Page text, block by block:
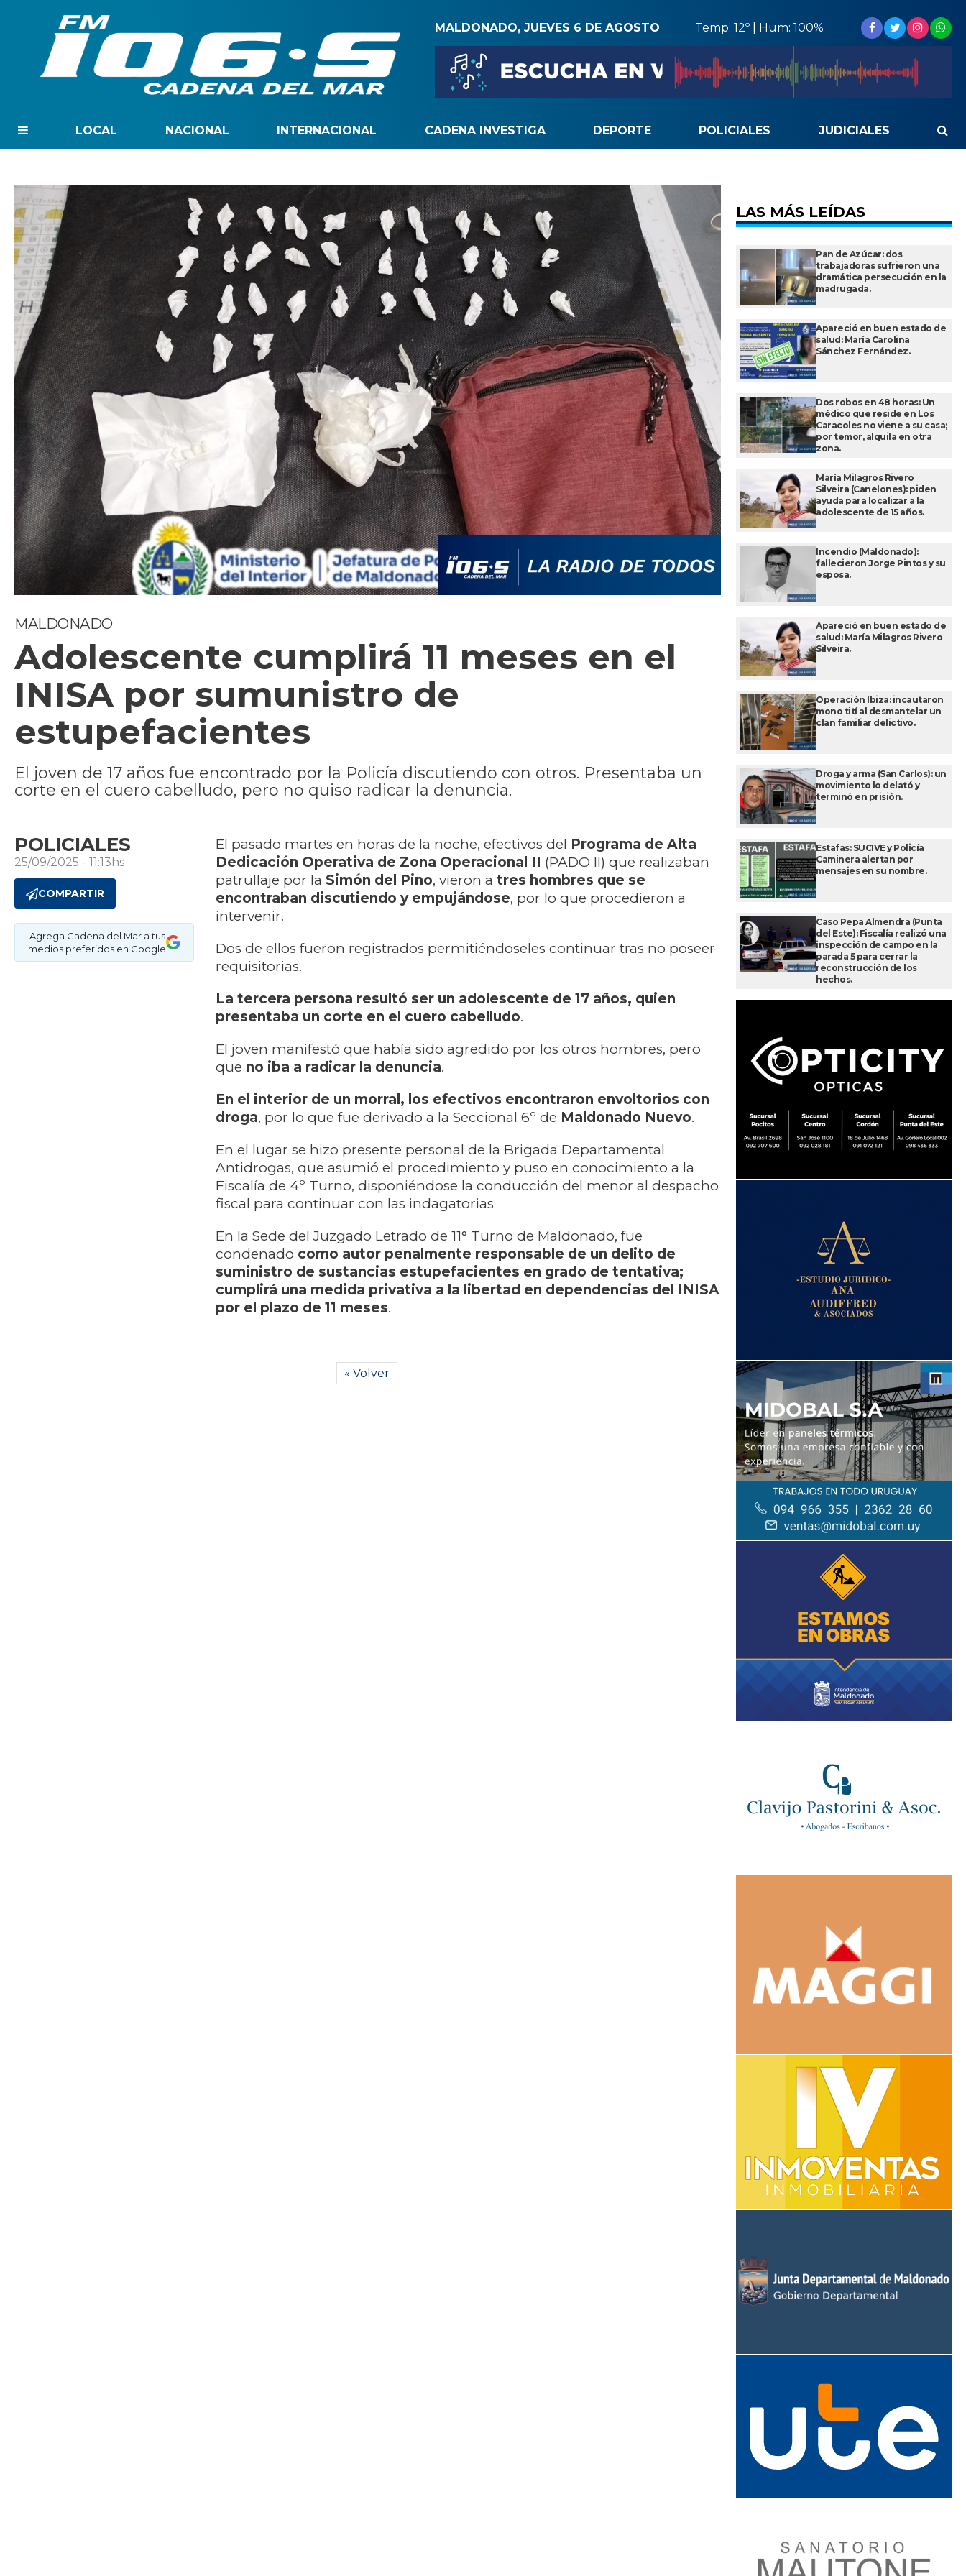
MALDONADO, JUEVES 6 DE AGOSTO Temp: 12º | Hum: 100%
LOCAL NACIONAL INTERNACIONAL CADENA INVESTIGA DEPORTE POLICIALES JUDICIALES
MALDONADO
Adolescente cumplirá 11 meses en el
INISA por sumunistro de
estupefacientes
El joven de 17 años fue encontrado por la Policía discutiendo con otros. Presentaba un
corte en el cuero cabelludo, pero no quiso radicar la denuncia.
POLICIALES
25/09/2025 - 11:13hs
COMPARTIR
Agrega Cadena del Mar a tus
medios preferidos en Google
El pasado martes en horas de la noche, efectivos del Programa de Alta
Dedicación Operativa de Zona Operacional II (PADO II) que realizaban
patrullaje por la Simón del Pino, vieron a tres hombres que se
encontraban discutiendo y empujándose, por lo que procedieron a
intervenir.
Dos de ellos fueron registrados permitiéndoseles continuar tras no poseer
requisitorias.
La tercera persona resultó ser un adolescente de 17 años, quien
presentaba un corte en el cuero cabelludo.
El joven manifestó que había sido agredido por los otros hombres, pero
que no iba a radicar la denuncia.
En el interior de un morral, los efectivos encontraron envoltorios con
droga, por lo que fue derivado a la Seccional 6º de Maldonado Nuevo.
En el lugar se hizo presente personal de la Brigada Departamental
Antidrogas, que asumió el procedimiento y puso en conocimiento a la
Fiscalía de 4º Turno, disponiéndose la conducción del menor al despacho
fiscal para continuar con las indagatorias
En la Sede del Juzgado Letrado de 11° Turno de Maldonado, fue
condenado como autor penalmente responsable de un delito de
suministro de sustancias estupefacientes en grado de tentativa;
cumplirá una medida privativa a la libertad en dependencias del INISA
por el plazo de 11 meses.
« Volver
LAS MÁS LEÍDAS
Pan de Azúcar: dos
trabajadoras sufrieron una
dramática persecución en la
madrugada.
Apareció en buen estado de
salud: María Carolina
Sánchez Fernández.
Dos robos en 48 horas: Un
médico que reside en Los
Caracoles no viene a su casa;
por temor, alquila en otra
zona.
María Milagros Rivero
Silveira (Canelones): piden
ayuda para localizar a la
adolescente de 15 años.
Incendio (Maldonado):
fallecieron Jorge Pintos y su
esposa.
Apareció en buen estado de
salud: María Milagros Rivero
Silveira.
Operación Ibiza: incautaron
mono tití al desmantelar un
clan familiar delictivo.
Droga y arma (San Carlos): un
movimiento lo delató y
terminó en prisión.
Estafas: SUCIVE y Policía
Caminera alertan por
mensajes en su nombre.
Caso Pepa Almendra (Punta
del Este): Fiscalía realizó una
inspección de campo en la
parada 5 para cerrar la
reconstrucción de los
hechos.